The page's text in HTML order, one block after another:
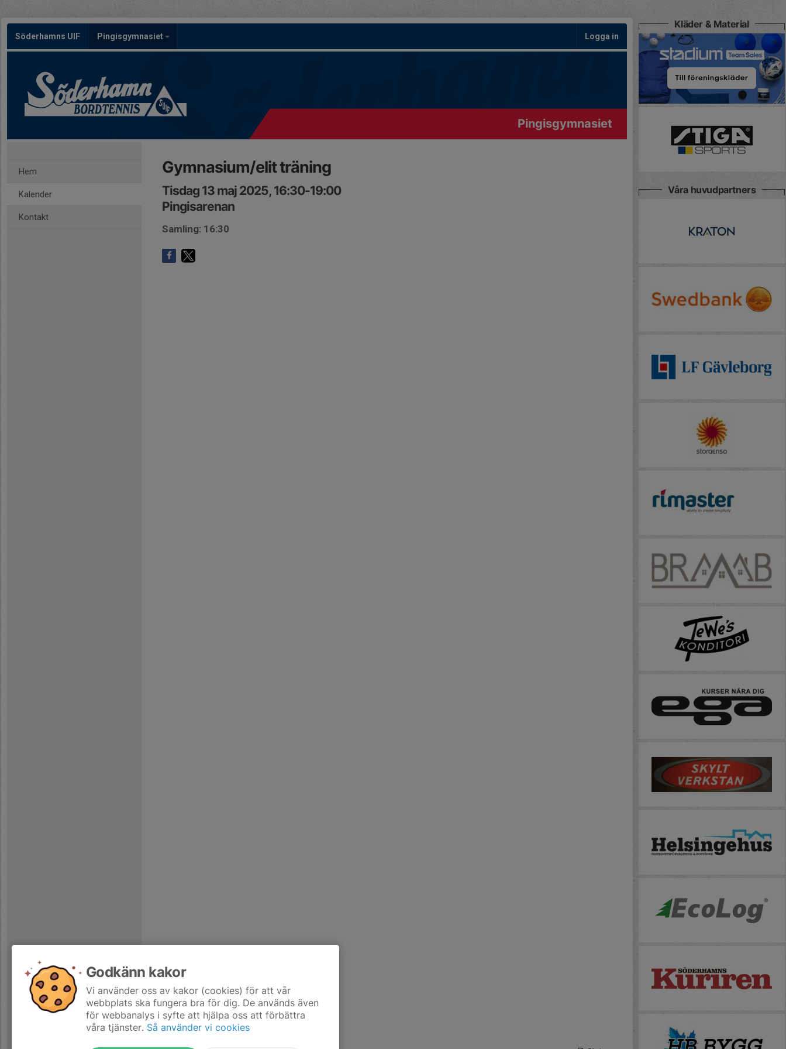
Söderhamns UIF Pingisgymnasiet Logga in
Pingisgymnasiet
Hem
Kalender
Kontakt
Gymnasium/elit träning
Tisdag 13 maj 2025, 16:30-19:00
Pingisarenan
Samling: 16:30
Kläder & Material
Våra huvudpartners
Godkänn kakor
Vi använder oss av kakor (cookies) för att vår
webbplats ska fungera bra för dig. De används även
för webbanalys i syfte att hjälpa oss att förbättra
våra tjänster. Så använder vi cookies